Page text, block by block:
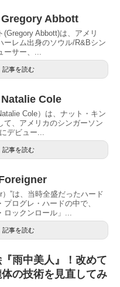
Gregory Abbott
(Gregory Abbott)は、アメリ
ーレム出身のソウル/R&Bシン
サー、...
記事を読む
Natalie Cole
Cole）は、ナット・キン
て、アメリカのシンガーソン
デビュー...
記事を読む
”は、当時全盛だったハード
ログレ・ハードの中で、
ロックンロール」...
記事を読む
雨中美人』！改めて
の技術を見直してみ